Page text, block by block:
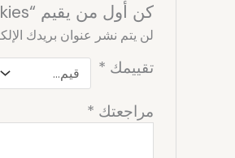
كن أول من يقيم “Diabetic Cookies”
لن يتم نشر عنوان بريدك
تقييمك *
مراجعتك *